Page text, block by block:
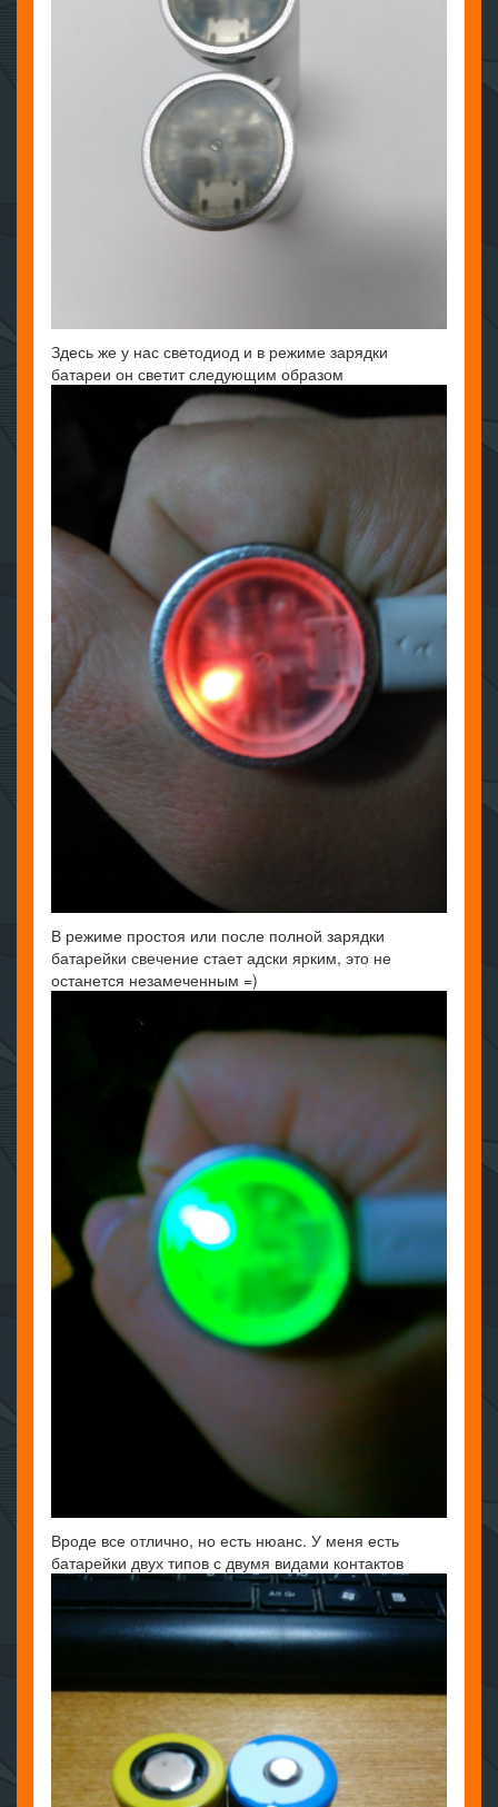
Здесь же у нас светодиод и в режиме зарядки
батареи он светит следующим образом
В режиме простоя или после полной зарядки
батарейки свечение стает адски ярким, это не
останется незамеченным =)
Вроде все отлично, но есть нюанс. У меня есть
батарейки двух типов с двумя видами контактов